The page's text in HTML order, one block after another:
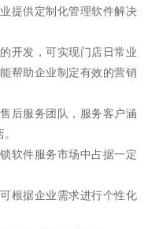
提供定制化管理软件解决
开发，可实现门店日常业
帮助企业制定有效的营销
后服务团队，服务客户涵
软件服务市场中占据一定
根据企业需求进行个性化